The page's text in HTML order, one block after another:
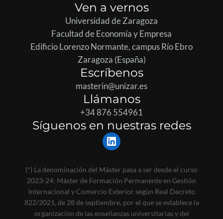
Ven a vernos
Universidad de Zaragoza
Facultad de Economía y Empresa
Edificio Lorenzo Normante, campus Río Ebro
Zaragoza (España)
Escríbenos
masterin@unizar.es
Llámanos
+34 876 554961
Síguenos en nuestras redes
LinkedIn
(*) La denominación del Máster pasa a ser desde el curso
2023-24: Máster de Formación Permanente en Gestión
Internacional y Comercio Exterior según Real Decreto
822/2021, de 28 de septiembre, por el que se establece la
organización de las enseñanzas universitarias y del